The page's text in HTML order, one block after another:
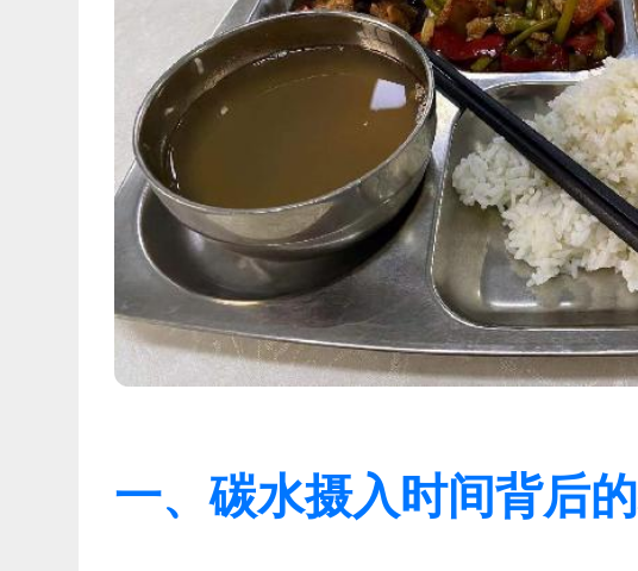
一、碳水摄入时间背后